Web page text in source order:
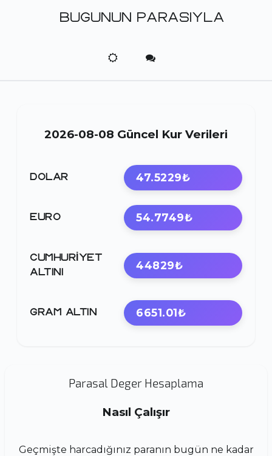
BUGUNUN PARASIYLA
2026-08-08 Güncel Kur Verileri
DOLAR 47.5229₺
EURO 54.7749₺
CUMHURIYET
ALTINI
44829₺
GRAM ALTIN 6651.01₺
Parasal Deger Hesaplama
Nasıl Çalışır
Geçmişte harcadığınız paranın bugün ne kadar